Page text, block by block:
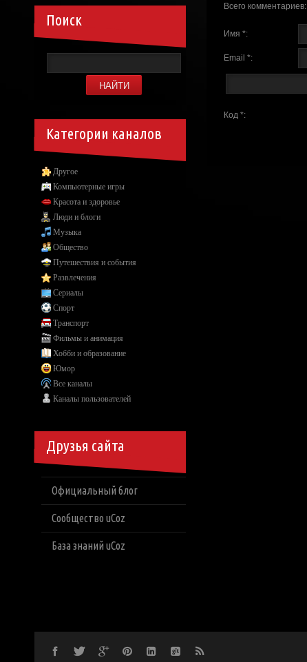
Всего комментариев:
Имя *:
Email *:
Код *:
Поиск
Категории каналов
Другое
Компьютерные игры
Красота и здоровье
Люди и блоги
Музыка
Общество
Путешествия и события
Развлечения
Сериалы
Спорт
Транспорт
Фильмы и анимация
Хобби и образование
Юмор
Все каналы
Каналы пользователей
Друзья сайта
Официальный блог
Сообщество uCoz
База знаний uCoz